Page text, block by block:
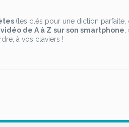
(les clés pour une diction parfaite,
de A à Z sur son smartphone
à vos claviers !